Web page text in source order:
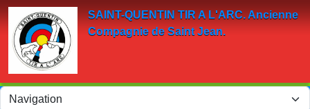
SAINT-QUENTIN TIR A L'ARC. Ancienne
Compagnie de Saint Jean.
Panneau de gestion des cookies